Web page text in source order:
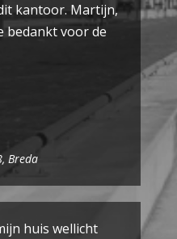
kantoor. Martijn,
bedankt voor de
Breda
huis wellicht